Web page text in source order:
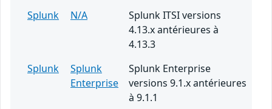
Splunk
N/A
Splunk ITSI versions
4.13.x antérieures à
4.13.3
Splunk
Splunk
Enterprise
Splunk Enterprise
versions 9.1.x antérieures
à 9.1.1